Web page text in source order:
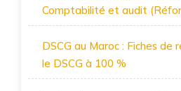
Comptabilité et audit
DSCG au Maroc : Fiches de
le DSCG à 100 %